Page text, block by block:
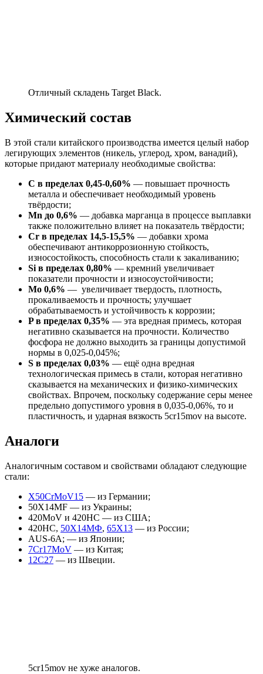
Отличный складень Target Black.
Химический состав
В этой стали китайского производства имеется целый набор
легирующих элементов (никель, углерод, хром, ванадий),
которые придают материалу необходимые свойства:
C в пределах 0,45-0,60% — повышает прочность
металла и обеспечивает необходимый уровень
твёрдости;
Mn до 0,6% — добавка марганца в процессе выплавки
также положительно влияет на показатель твёрдости;
Сr в пределах 14,5-15,5% — добавки хрома
обеспечивают антикоррозионную стойкость,
износостойкость, способность стали к закаливанию;
Si в пределах 0,80% — кремний увеличивает
показатели прочности и износоустойчивости;
Mo 0,6% — увеличивает твердость, плотность,
прокаливаемость и прочность; улучшает
обрабатываемость и устойчивость к коррозии;
P в пределах 0,35% — эта вредная примесь, которая
негативно сказывается на прочности. Количество
фосфора не должно выходить за границы допустимой
нормы в 0,025-0,045%;
S в пределах 0,03% — ещё одна вредная
технологическая примесь в стали, которая негативно
сказывается на механических и физико-химических
свойствах. Впрочем, поскольку содержание серы менее
предельно допустимого уровня в 0,035-0,06%, то и
пластичность, и ударная вязкость 5cr15mov на высоте.
Аналоги
Аналогичным составом и свойствами обладают следующие
стали:
X50CrMoV15 — из Германии;
50X14MF — из Украины;
420MoV и 420НС — из США;
420НС, 50Х14МФ, 65Х13 — из России;
AUS-6A; — из Японии;
7Cr17MoV — из Китая;
12С27 — из Швеции.
5cr15mov не хуже аналогов.